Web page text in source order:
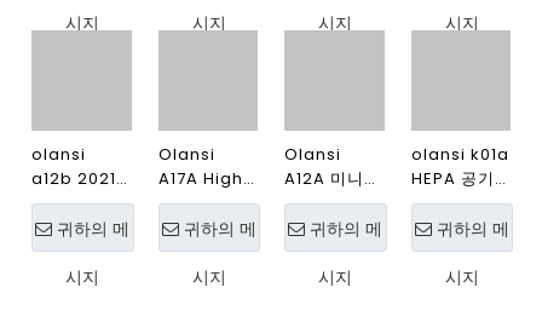
Olansi A4 Pro 데스크탑 휴
장 미국 UL 인증
Olansi A1 데스크탑 공기 청